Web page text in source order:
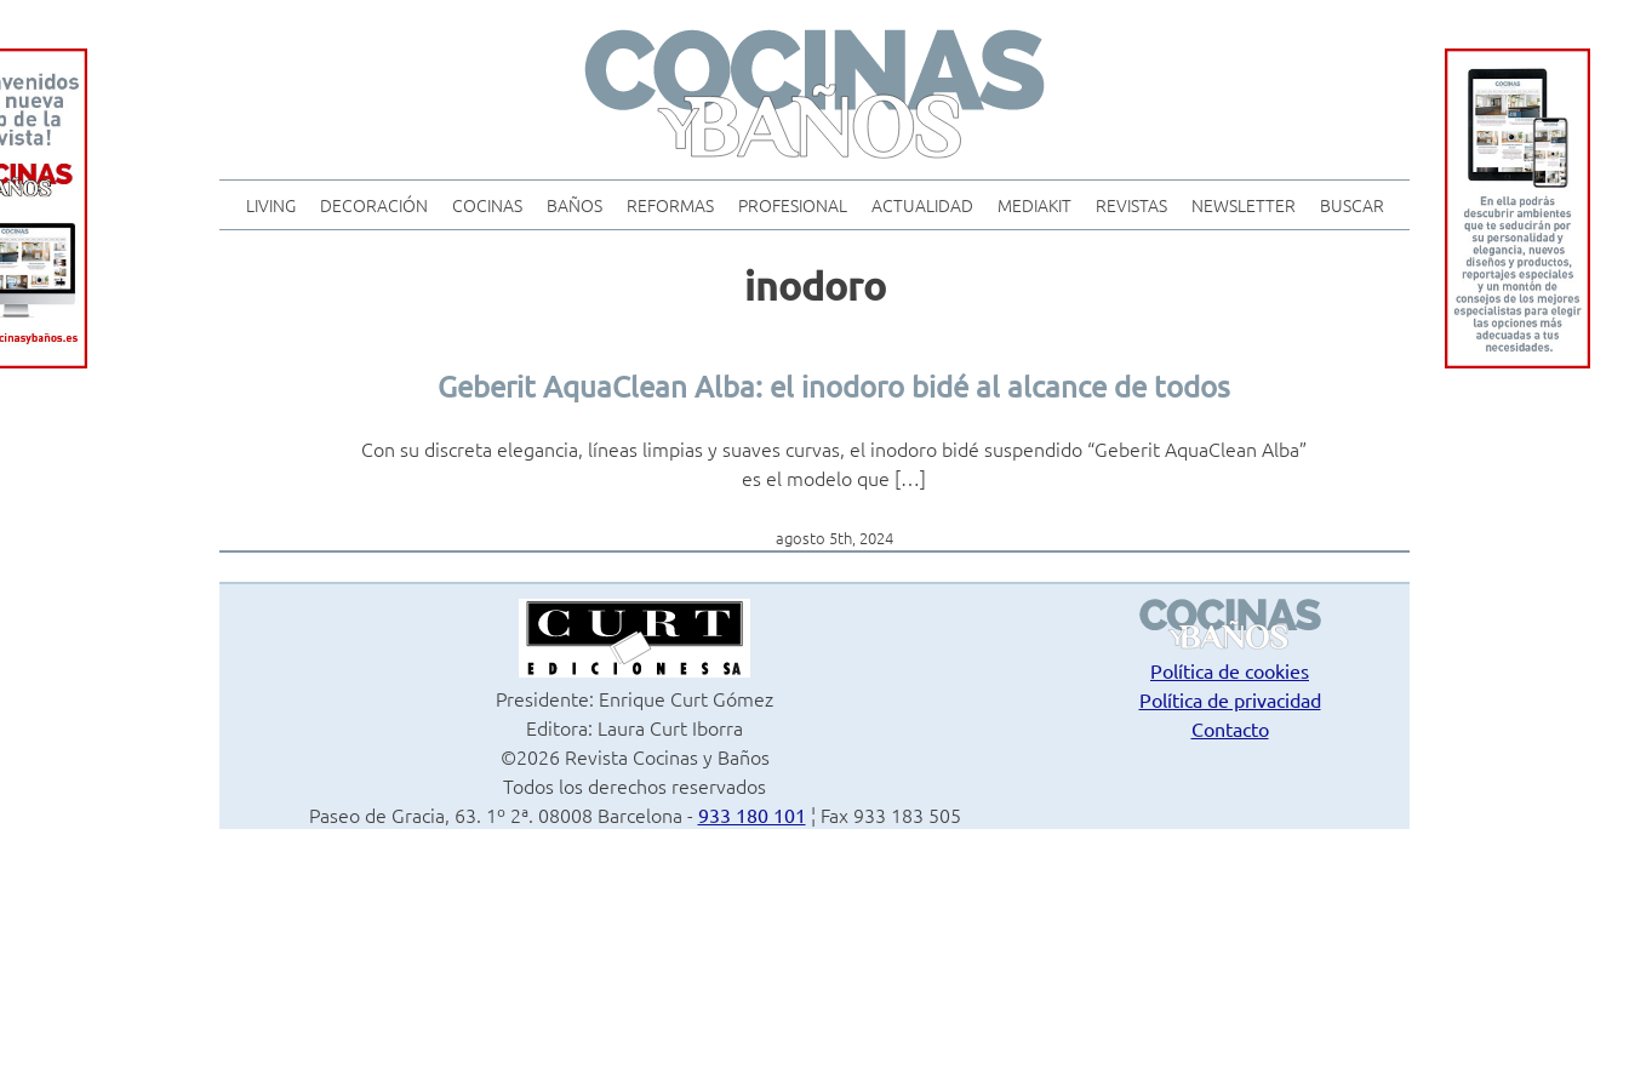
content
LIVING DECORACIÓN COCINAS BAÑOS REFORMAS PROFESIONAL ACTUALIDAD MEDIAKIT REVISTAS NEWSLETTER BUSCAR
inodoro
Geberit AquaClean Alba: el inodoro bidé al alcance de todos
Con su discreta elegancia, líneas limpias y suaves curvas, el inodoro bidé suspendido “Geberit AquaClean Alba”
es el modelo que […]
agosto 5th, 2024
Presidente: Enrique Curt Gómez
Editora: Laura Curt Iborra
©2026 Revista Cocinas y Baños
Todos los derechos reservados
Paseo de Gracia, 63. 1º 2ª. 08008 Barcelona - 933 180 101 ¦ Fax 933 183 505
Política de cookies
Política de privacidad
Contacto